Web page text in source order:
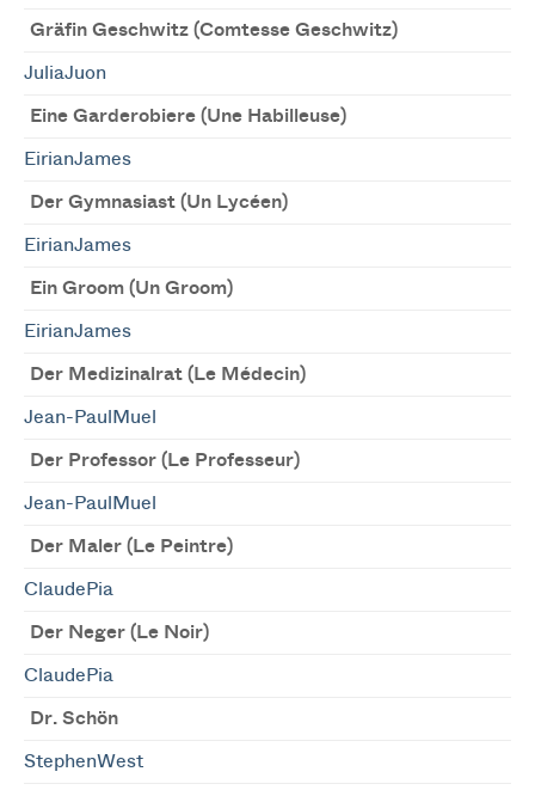
Gräfin Geschwitz (Comtesse Geschwitz)
JuliaJuon
Eine Garderobiere (Une Habilleuse)
EirianJames
Der Gymnasiast (Un Lycéen)
EirianJames
Ein Groom (Un Groom)
EirianJames
Der Medizinalrat (Le Médecin)
Jean-PaulMuel
Der Professor (Le Professeur)
Jean-PaulMuel
Der Maler (Le Peintre)
ClaudePia
Der Neger (Le Noir)
ClaudePia
Dr. Schön
StephenWest